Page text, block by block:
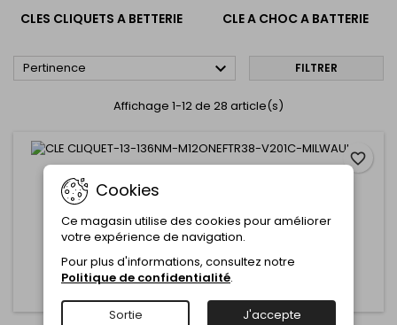
CLES CLIQUETS A BETTERIE CLE A CHOC A BATTERIE
Pertinence  FILTRER
Affichage 1-12 de 28 article(s)
CLE CLIQUET-13-136NM-M12ONEFTR38-V201C-
Commentaire(s):0
 Ajouter au panier
favorite_border
Cookies
Ce magasin utilise des cookies pour améliorer
votre expérience de navigation.
Pour plus d'informations, consultez notre
Politique de confidentialité.
Sortie J'accepte